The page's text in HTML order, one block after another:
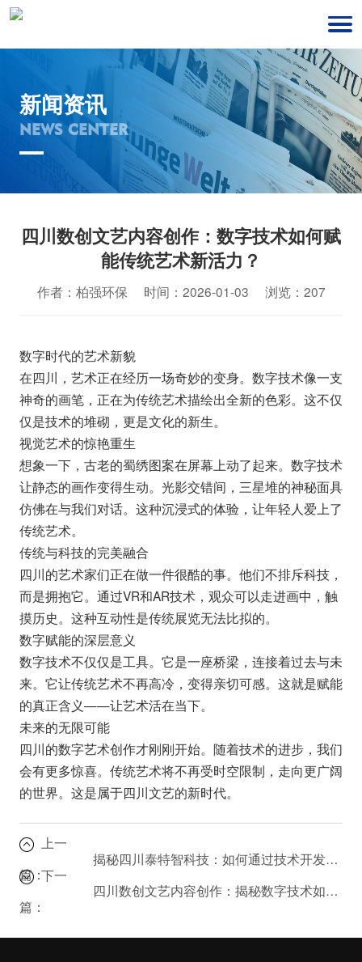
新闻资讯
NEWS CENTER
四川数创文艺内容创作：数字技术如何赋
能传统艺术新活力？
作者：柏强环保 时间：2026-01-03 浏览：207
数字时代的艺术新貌
在四川，艺术正在经历一场奇妙的变身。数字技术像一支
神奇的画笔，正在为传统艺术描绘出全新的色彩。这不仅
仅是技术的堆砌，更是文化的新生。
视觉艺术的惊艳重生
想象一下，古老的蜀绣图案在屏幕上动了起来。数字技术
让静态的画作变得生动。光影交错间，三星堆的神秘面具
仿佛在与我们对话。这种沉浸式的体验，让年轻人爱上了
传统艺术。
传统与科技的完美融合
四川的艺术家们正在做一件很酷的事。他们不排斥科技，
而是拥抱它。通过VR和AR技术，观众可以走进画中，触
摸历史。这种互动性是传统展览无法比拟的。
数字赋能的深层意义
数字技术不仅仅是工具。它是一座桥梁，连接着过去与未
来。它让传统艺术不再高冷，变得亲切可感。这就是赋能
的真正含义——让艺术活在当下。
未来的无限可能
四川的数字艺术创作才刚刚开始。随着技术的进步，我们
会有更多惊喜。传统艺术将不再受时空限制，走向更广阔
的世界。这是属于四川文艺的新时代。
上一
篇：
揭秘四川泰特智科技：如何通过技术开发驱动创意内容应用创新？
下一
篇：
四川数创文艺内容创作：揭秘数字技术如何重塑文化与艺术的未来